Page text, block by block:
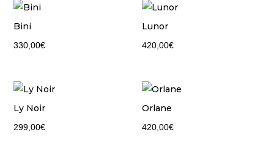
Bini
330,00€
Lunor
420,00€
Ly Noir
299,00€
Orlane
420,00€